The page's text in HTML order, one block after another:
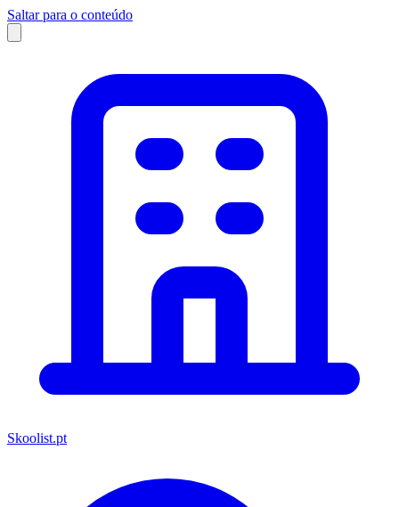
Saltar para o conteúdo
Skoolist.pt